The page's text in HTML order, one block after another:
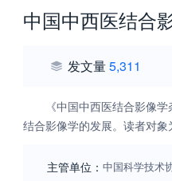
中国中西医结合
发文量5,311
《中国中西医结合影像
结合影像学的发展。读者对
主管单位： 中国科学技术